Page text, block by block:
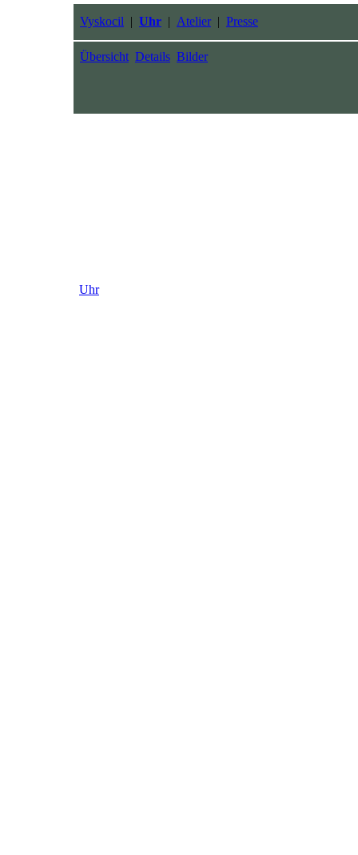
Vyskocil | Uhr | Atelier| Presse
Übersicht Details Bilder
Uhr